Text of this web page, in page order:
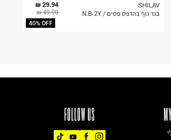
29.94 ₪
49.90 ₪
40% OFF
SHILAV
בגד גוף בהדפס פסים / N.B-2Y
FOLLOW US